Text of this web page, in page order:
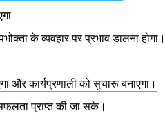
के व्यवहार पर प्रभाव डालना होगा।
और कार्यप्रणाली को सुचारू बनाएगा।
प्राप्त की जा सके।